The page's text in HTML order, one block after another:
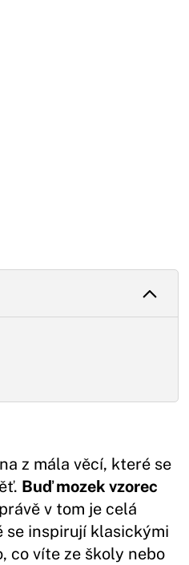
z mála věcí, které se
Buď mozek vzorec
v tom je celá
inspirují klasickými
co víte ze školy nebo